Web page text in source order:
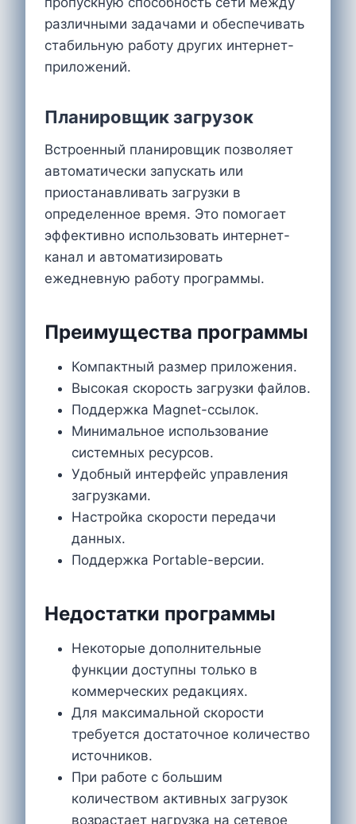
различными задачами и обеспечивать
стабильную работу других интернет-
приложений.
Планировщик загрузок
Встроенный планировщик позволяет
автоматически запускать или
приостанавливать загрузки в
определенное время. Это помогает
эффективно использовать интернет-
канал и автоматизировать
ежедневную работу программы.
Преимущества программы
Компактный размер приложения.
Высокая скорость загрузки файлов.
Поддержка Magnet-ссылок.
Минимальное использование
системных ресурсов.
Удобный интерфейс управления
загрузками.
Настройка скорости передачи
данных.
Поддержка Portable-версии.
Недостатки программы
Некоторые дополнительные
функции доступны только в
коммерческих редакциях.
Для максимальной скорости
требуется достаточное количество
источников.
При работе с большим
количеством активных загрузок
возрастает нагрузка на сетевое